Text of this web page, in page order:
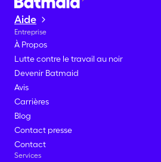
Aide
Entreprise
À Propos
Lutte contre le travail au noir
Devenir Batmaid
Avis
Carrières
Blog
Contact presse
Contact
Services